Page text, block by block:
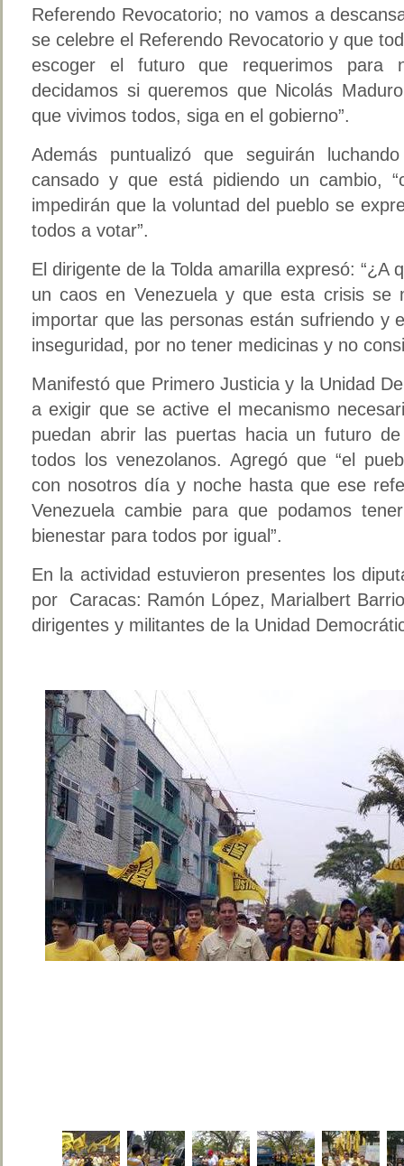
Referendo Revocatorio; no vamos a
se celebre el Referendo Revocatorio y que
escoger el futuro que requerimos para
decidamos si queremos que Nicolás
que vivimos todos, siga en el gobierno”.
Además puntualizó que seguirán
cansado y que está pidiendo un cambio,
impedirán que la voluntad del pueblo se
todos a votar”.
El dirigente de la Tolda amarilla expresó:
un caos en Venezuela y que esta crisis se
importar que las personas están sufriendo y
inseguridad, por no tener medicinas y no
Manifestó que Primero Justicia y la Unidad
a exigir que se active el mecanismo
puedan abrir las puertas hacia un futuro
todos los venezolanos. Agregó que “el
con nosotros día y noche hasta que ese
Venezuela cambie para que podamos
bienestar para todos por igual”.
En la actividad estuvieron presentes los
por Caracas: Ramón López, Marialbert
dirigentes y militantes de la Unidad